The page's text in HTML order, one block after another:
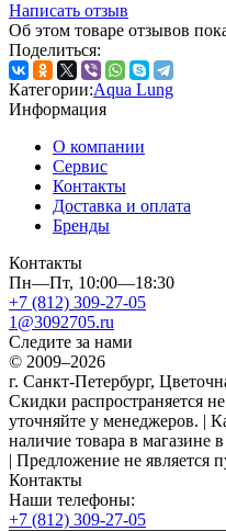
Написать отзыв
Об этом товаре отзывов
Поделиться:
Категории:Aqua Lung
Информация
О компании
Сервис
Контакты
Доставка и оплата
Бренды
Контакты
Пн—Пт, 10:00—18:30
+7 (812) 309-27-05
1@3092705.ru
Следите за нами
© 2009–2026
г. Санкт-Петербург,
Скидки распространяется
уточняйте у менеджеров. |
наличие товара в магазине
| Предложение не является
Контакты
Наши телефоны:
+7 (812) 309-27-05